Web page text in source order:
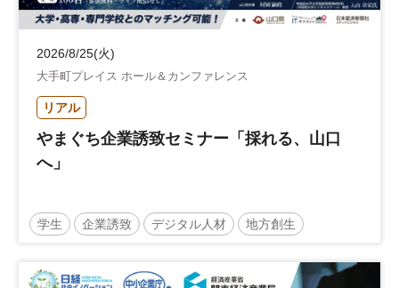
2026/8/25(火)
大手町プレイス ホール＆カンファレンス
リアル
やまぐち企業誘致セミナー「採れる、山口
へ」
学生 企業誘致 デジタル人材 地方創生